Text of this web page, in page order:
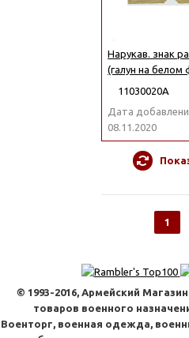
Нарукав. знак
(галун на белом
11030020А
Дата
08.11.2020
1
© 1993-2016, Армейский
товаров военного
Военторг, военная одежда,